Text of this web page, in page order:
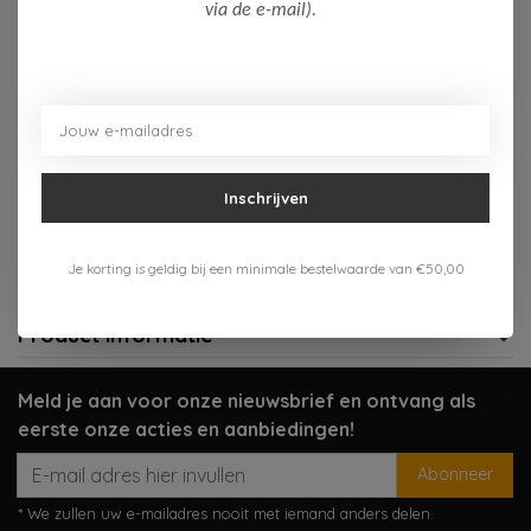
Gratis verzenden vanaf 75,-
Meer informatie?
Neem contact op over dit product
Product informatie
Meld je aan voor onze nieuwsbrief en ontvang als
eerste onze acties en aanbiedingen!
Abonneer
* We zullen uw e-mailadres nooit met iemand anders delen.
via de e-mail).
Inschrijven
Je korting is geldig bij een minimale bestelwaarde van €50,00